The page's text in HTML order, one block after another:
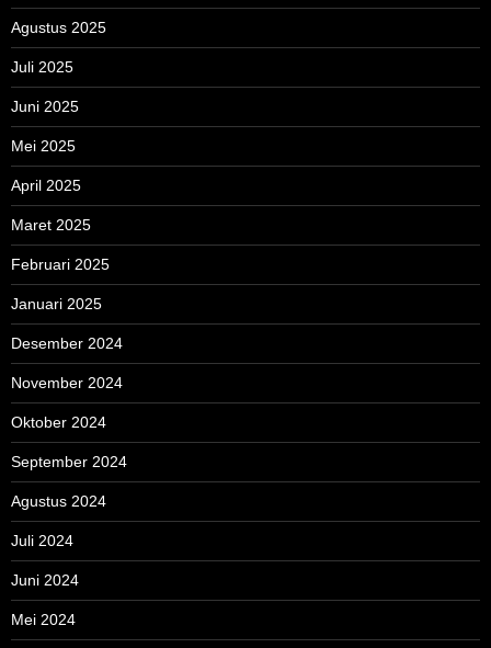
Agustus 2025
Juli 2025
Juni 2025
Mei 2025
April 2025
Maret 2025
Februari 2025
Januari 2025
Desember 2024
November 2024
Oktober 2024
September 2024
Agustus 2024
Juli 2024
Juni 2024
Mei 2024